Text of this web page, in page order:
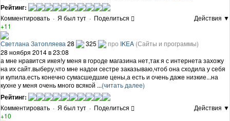
Рейтинг:
Комментировать · Я был тут · Поделиться
Действия ▼
+11
Светлана Затопляева 28 325 про IKEA (Сайты и программы)
28 ноября 2014 в 23:08
а мне нравится икея!у меня в городе магазина нет,так я с интернета захожу
на их сайт.выберу,что мне надои сестре заказываю,чтоб она сходила у себя
и купила.есть конечно сумасшедшие цены,а есть и очень даже низкие...на
кухне у меня очень много всякой ...(читать далее)
Рейтинг:
Комментировать · Я был тут · Поделиться
Действия ▼
+10